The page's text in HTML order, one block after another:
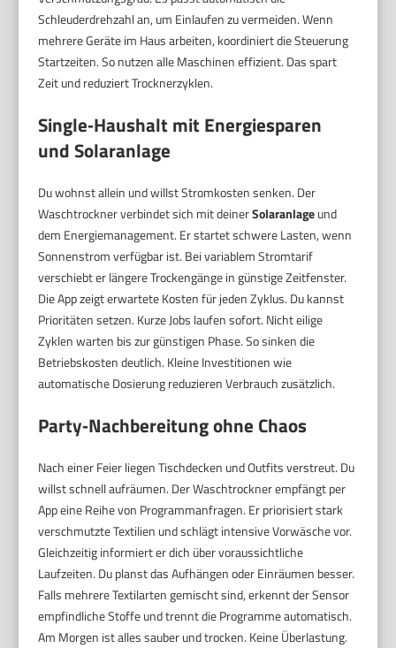
Schleuderdrehzahl an, um Einlaufen zu vermeiden. Wenn
mehrere Geräte im Haus arbeiten, koordiniert die Steuerung
Startzeiten. So nutzen alle Maschinen effizient. Das spart
Zeit und reduziert Trocknerzyklen.
Single‑Haushalt mit Energiesparen
und Solaranlage
Du wohnst allein und willst Stromkosten senken. Der
Waschtrockner verbindet sich mit deinerSolaranlageund
dem Energiemanagement. Er startet schwere Lasten, wenn
Sonnenstrom verfügbar ist. Bei variablem Stromtarif
verschiebt er längere Trockengänge in günstige Zeitfenster.
Die App zeigt erwartete Kosten für jeden Zyklus. Du kannst
Prioritäten setzen. Kurze Jobs laufen sofort. Nicht eilige
Zyklen warten bis zur günstigen Phase. So sinken die
Betriebskosten deutlich. Kleine Investitionen wie
automatische Dosierung reduzieren Verbrauch zusätzlich.
Party‑Nachbereitung ohne Chaos
Nach einer Feier liegen Tischdecken und Outfits verstreut. Du
willst schnell aufräumen. Der Waschtrockner empfängt per
App eine Reihe von Programmanfragen. Er priorisiert stark
verschmutzte Textilien und schlägt intensive Vorwäsche vor.
Gleichzeitig informiert er dich über voraussichtliche
Laufzeiten. Du planst das Aufhängen oder Einräumen besser.
Falls mehrere Textilarten gemischt sind, erkennt der Sensor
empfindliche Stoffe und trennt die Programme automatisch.
Am Morgen ist alles sauber und trocken. Keine Überlastung.